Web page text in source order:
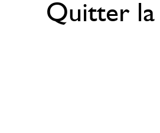
Quitter la